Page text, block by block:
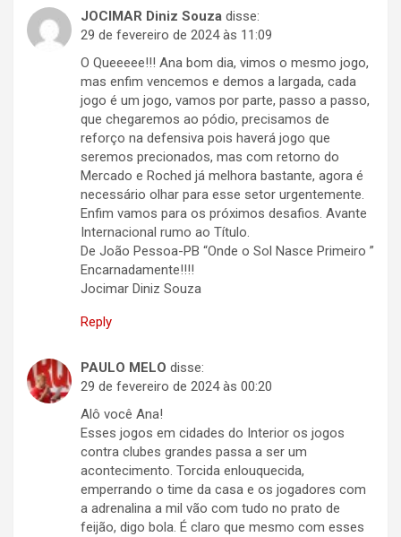
JOCIMAR Diniz Souza disse:
29 de fevereiro de 2024 às 11:09
O Queeeee!!! Ana bom dia, vimos o mesmo jogo,
mas enfim vencemos e demos a largada, cada
jogo é um jogo, vamos por parte, passo a passo,
que chegaremos ao pódio, precisamos de
reforço na defensiva pois haverá jogo que
seremos precionados, mas com retorno do
Mercado e Roched já melhora bastante, agora é
necessário olhar para esse setor urgentemente.
Enfim vamos para os próximos desafios. Avante
Internacional rumo ao Título.
De João Pessoa-PB “Onde o Sol Nasce Primeiro ”
Encarnadamente!!!!
Jocimar Diniz Souza
Reply
PAULO MELO disse:
29 de fevereiro de 2024 às 00:20
Alô você Ana!
Esses jogos em cidades do Interior os jogos
contra clubes grandes passa a ser um
acontecimento. Torcida enlouquecida,
emperrando o time da casa e os jogadores com
a adrenalina a mil vão com tudo no prato de
feijão, digo bola. É claro que mesmo com esses